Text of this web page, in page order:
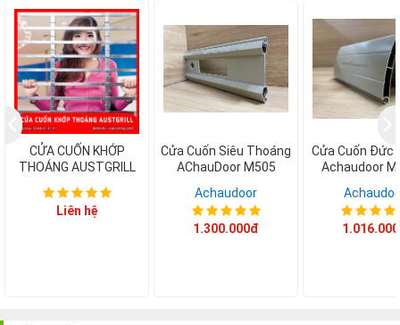
CỬA CUỐN KHỚP
THOÁNG AUSTGRILL
Liên hệ
Cửa Cuốn Siêu Thoáng
AChauDoor M505
Achaudoor
1.300.000đ
Cửa Cuốn Đức
Achaudoor